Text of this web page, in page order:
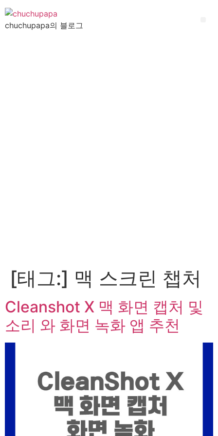
chuchupapa의 블로그
[태그:] 맥 스크린 챕처
Cleanshot X 맥 화면 캡처 및
소리 와 화면 녹화 앱 추천